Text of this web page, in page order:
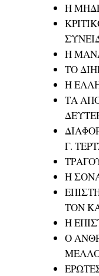
Η
Η
ΤΟ
Η
ΤΑ
Γ.
Η
ΤΟΝ
Η
Ο